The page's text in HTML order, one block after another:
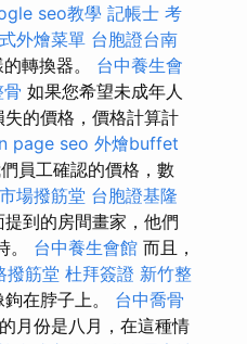
seo教學 記帳士 考
外燴菜單 台胞證台南
轉換器。 台中養生會
如果您希望未成年人
的價格，價格計算計
page seo 外燴buffet
員工確認的價格，數
場撥筋堂 台胞證基隆
到的房間畫家，他們
。 台中養生會館 而且，
撥筋堂 杜拜簽證 新竹整
在脖子上。 台中喬骨
月份是八月，在這種情